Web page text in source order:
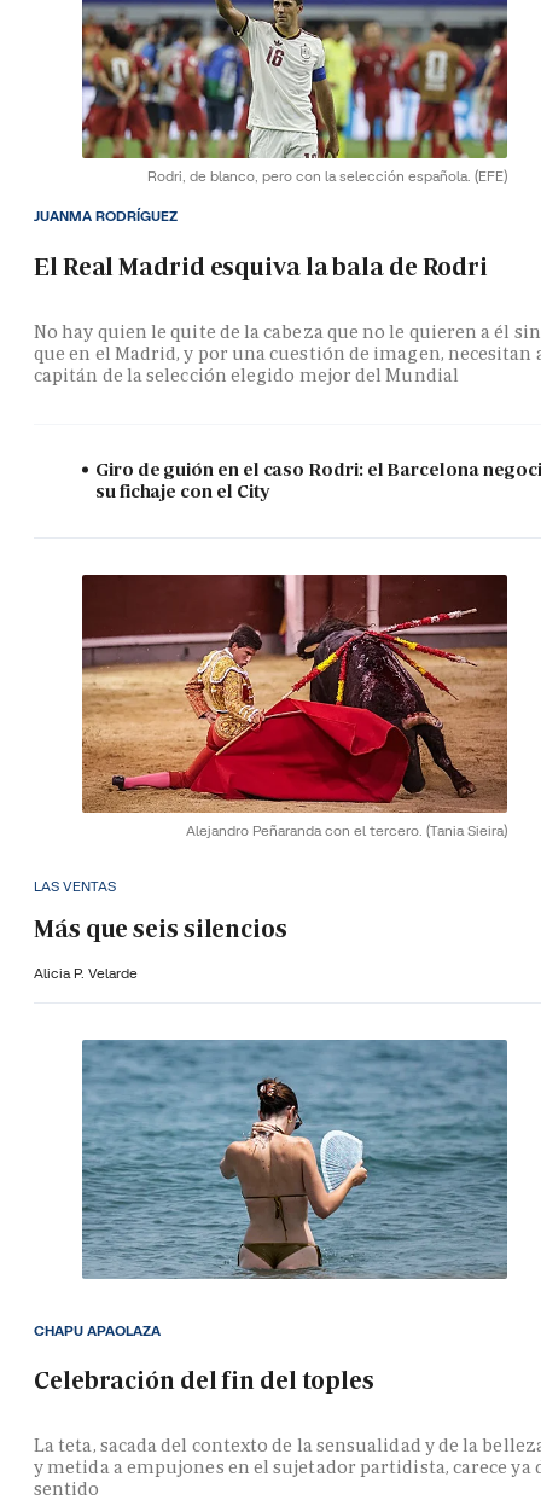
Rodri, de blanco, pero con la selección española. (EFE)
El Real Madrid esquiva la bala de Rodri
No hay quien le quite de la cabeza que no le quieren a él
que en el Madrid, y por una cuestión de imagen, necesitan
capitán de la selección elegido mejor del Mundial
JUANMA RODRÍGUEZ
Giro de guión en el caso Rodri: el Barcelona
su fichaje con el City
Alejandro Peñaranda con el tercero. (Tania Sieira)
LAS VENTAS
Más que seis silencios
Alicia P. Velarde
Celebración del fin del toples
La teta, sacada del contexto de la sensualidad y de la
y metida a empujones en el sujetador partidista, carece ya
sentido
CHAPU APAOLAZA